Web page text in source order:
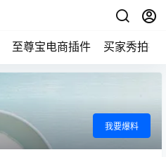
至尊宝电商插件 买家秀拍摄
我要爆料